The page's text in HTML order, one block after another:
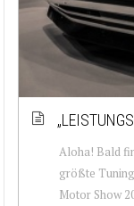
Aloha! Bald
größte
Motor Show